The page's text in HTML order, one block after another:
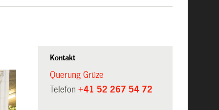
Kontakt
Querung Grüze
Telefon +41 52 267 54 72